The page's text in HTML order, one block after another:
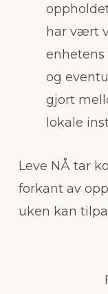
har vært
og
gjort
lokale
Leve NÅ tar
forkant av
uken kan